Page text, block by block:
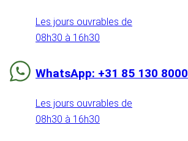
Les jours ouvrables de
08h30 à 16h30
WhatsApp: +31 85 130 8000
Les jours ouvrables de
08h30 à 16h30